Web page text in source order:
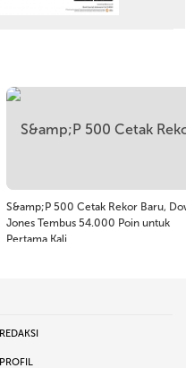
S&amp;P 500 Cetak Rekor Baru,
Jones Tembus 54.000 Poin untuk
Pertama Kali
REDAKSI
PROFIL